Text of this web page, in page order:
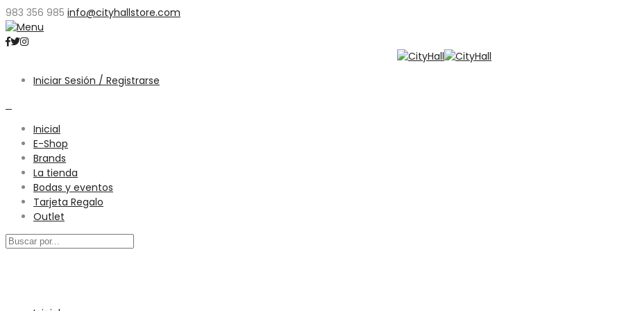
983 356 985 info@cityhallstore.com
Iniciar Sesión / Registrarse
Inicial
E-Shop
Brands
La tienda
Bodas y eventos
Tarjeta Regalo
Outlet